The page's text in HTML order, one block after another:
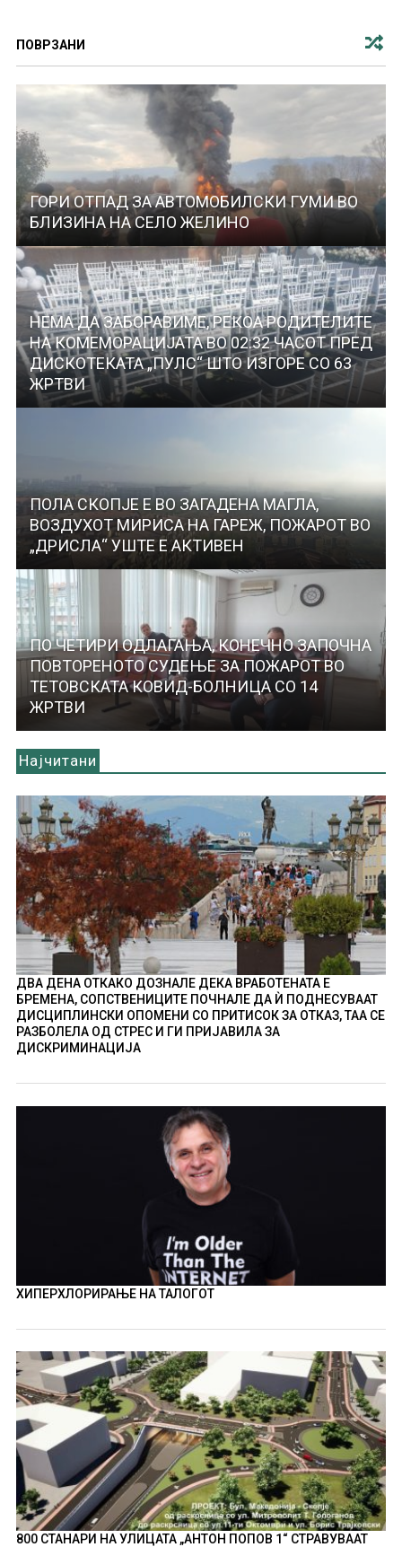
ПОВРЗАНИ
ГОРИ ОТПАД ЗА АВТОМОБИЛСКИ ГУМИ ВО
БЛИЗИНА НА СЕЛО ЖЕЛИНО
НЕМА ДА ЗАБОРАВИМЕ, РЕКОА РОДИТЕЛИТЕ
НА КОМЕМОРАЦИЈАТА ВО 02:32 ЧАСОТ ПРЕД
ДИСКОТЕКАТА „ПУЛС“ ШТО ИЗГОРЕ СО 63
ЖРТВИ
ПОЛА СКОПЈЕ Е ВО ЗАГАДЕНА МАГЛА,
ВОЗДУХОТ МИРИСА НА ГАРЕЖ, ПОЖАРОТ ВО
„ДРИСЛА“ УШТЕ Е АКТИВЕН
ПО ЧЕТИРИ ОДЛАГАЊА, КОНЕЧНО ЗАПОЧНА
ПОВТОРЕНОТО СУДЕЊЕ ЗА ПОЖАРОТ ВО
ТЕТОВСКАТА КОВИД-БОЛНИЦА СО 14
ЖРТВИ
Најчитани
ДВА ДЕНА ОТКАКО ДОЗНАЛЕ ДЕКА ВРАБОТЕНАТА Е
БРЕМЕНА, СОПСТВЕНИЦИТЕ ПОЧНАЛЕ ДА Ѝ ПОДНЕСУВААТ
ДИСЦИПЛИНСКИ ОПОМЕНИ СО ПРИТИСОК ЗА ОТКАЗ, ТАА СЕ
РАЗБОЛЕЛА ОД СТРЕС И ГИ ПРИЈАВИЛА ЗА
ДИСКРИМИНАЦИЈА
ХИПЕРХЛОРИРАЊЕ НА ТАЛОГОТ
800 СТАНАРИ НА УЛИЦАТА „АНТОН ПОПОВ 1“ СТРАВУВААТ